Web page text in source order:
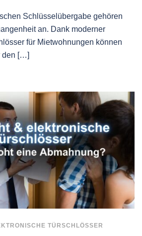
Schlüsselübergabe gehören
an. Dank moderner
für Mietwohnungen können
den […]
TÜRSCHLÖSSER